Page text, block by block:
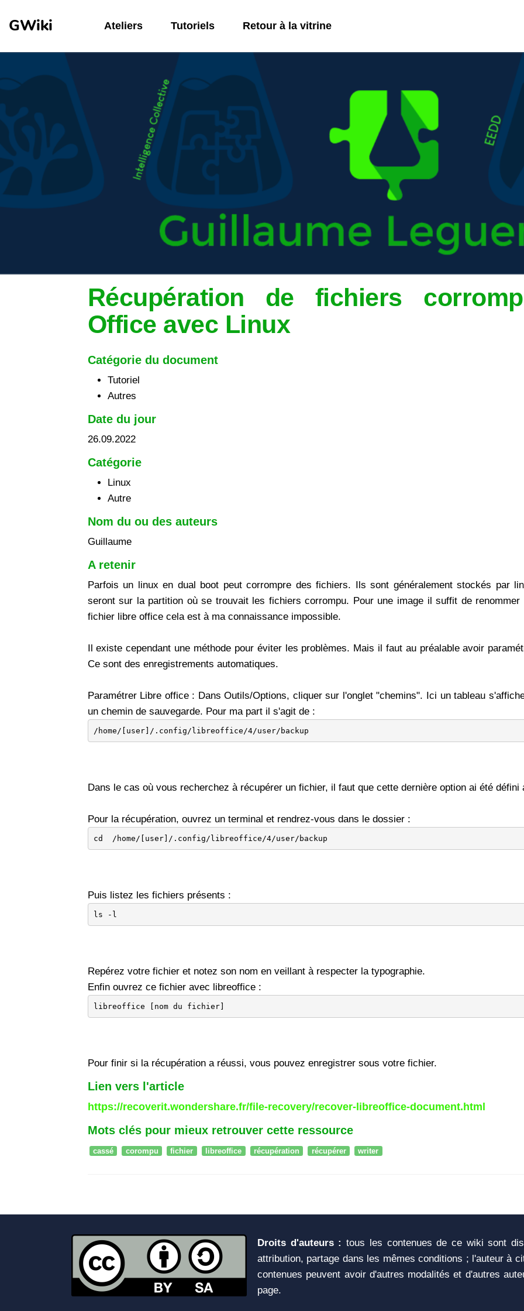
GWiki Ateliers Tutoriels Retour à la vitrine
Récupération de fichiers
Office avec Linux
Catégorie du document
Tutoriel
Autres
Date du jour
26.09.2022
Catégorie
Linux
Autre
Nom du ou des auteurs
Guillaume
A retenir
Parfois un linux en dual boot peut corrompre des fichiers. Ils sont généralement stockés par
seront sur la partition où se trouvait les fichiers corrompu. Pour une image il suffit de
fichier libre office cela est à ma connaissance impossible.
Il existe cependant une méthode pour éviter les problèmes. Mais il faut au préalable avoir
Ce sont des enregistrements automatiques.
Paramétrer Libre office : Dans Outils/Options, cliquer sur l'onglet "chemins". Ici un tableau
un chemin de sauvegarde. Pour ma part il s'agit de :
/home/[user]/.config/libreoffice/4/user/backup
Dans le cas où vous recherchez à récupérer un fichier, il faut que cette dernière option ai été défini
Pour la récupération, ouvrez un terminal et rendrez-vous dans le dossier :
cd  /home/[user]/.config/libreoffice/4/user/backup
Puis listez les fichiers présents :
ls -l
Repérez votre fichier et notez son nom en veillant à respecter la typographie.
Enfin ouvrez ce fichier avec libreoffice :
libreoffice [nom du fichier]
Pour finir si la récupération a réussi, vous pouvez enregistrer sous votre fichier.
Lien vers l'article
https://recoverit.wondershare.fr/file-recovery/recover-libreoffice-document.html
Mots clés pour mieux retrouver cette ressource
cassé corompu fichier libreoffice récupération récupérer writer
Droits d'auteurs : tous les contenues de ce wiki sont
attribution, partage dans les mêmes conditions ; l'auteur à
contenues peuvent avoir d'autres modalités et d'autres
page.